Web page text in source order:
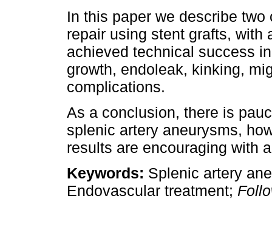
In this paper we describe
repair using stent grafts, with
achieved technical success
growth, endoleak, kinking,
complications.
As a conclusion, there is
splenic artery aneurysms,
results are encouraging with
Keywords: Splenic artery
Endovascular treatment;